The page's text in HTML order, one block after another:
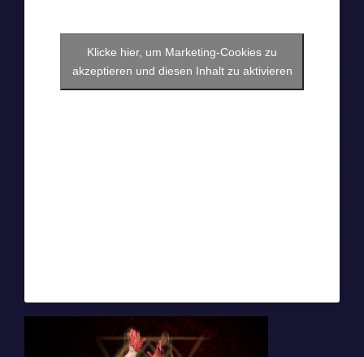
Klicke hier, um Marketing-Cookies zu
akzeptieren und diesen Inhalt zu aktivieren